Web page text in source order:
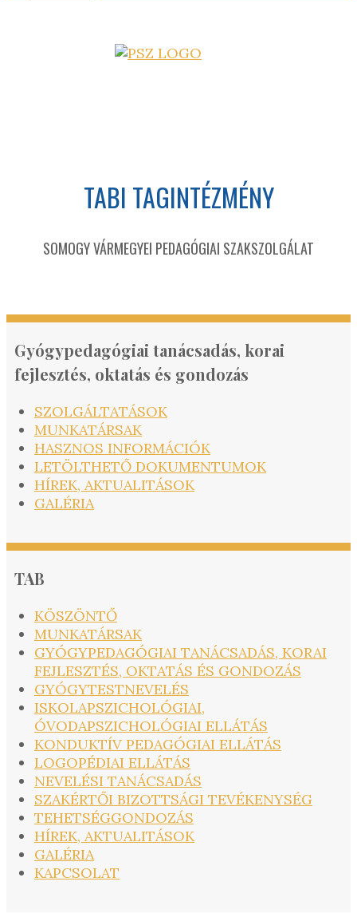
TABI TAGINTÉZMÉNY
SOMOGY VÁRMEGYEI PEDAGÓGIAI SZAKSZOLGÁLAT
Gyógypedagógiai tanácsadás, korai
fejlesztés, oktatás és gondozás
SZOLGÁLTATÁSOK
MUNKATÁRSAK
HASZNOS INFORMÁCIÓK
LETÖLTHETŐ DOKUMENTUMOK
HÍREK, AKTUALITÁSOK
GALÉRIA
TAB
KÖSZÖNTŐ
MUNKATÁRSAK
GYÓGYPEDAGÓGIAI TANÁCSADÁS, KORAI
FEJLESZTÉS, OKTATÁS ÉS GONDOZÁS
GYÓGYTESTNEVELÉS
ISKOLAPSZICHOLÓGIAI,
ÓVODAPSZICHOLÓGIAI ELLÁTÁS
KONDUKTÍV PEDAGÓGIAI ELLÁTÁS
LOGOPÉDIAI ELLÁTÁS
NEVELÉSI TANÁCSADÁS
SZAKÉRTŐI BIZOTTSÁGI TEVÉKENYSÉG
TEHETSÉGGONDOZÁS
HÍREK, AKTUALITÁSOK
GALÉRIA
KAPCSOLAT